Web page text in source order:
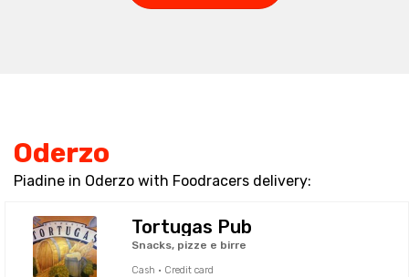
Oderzo
Piadine in Oderzo with Foodracers delivery:
Tortugas Pub
Snacks, pizze e birre
Cash · Credit card